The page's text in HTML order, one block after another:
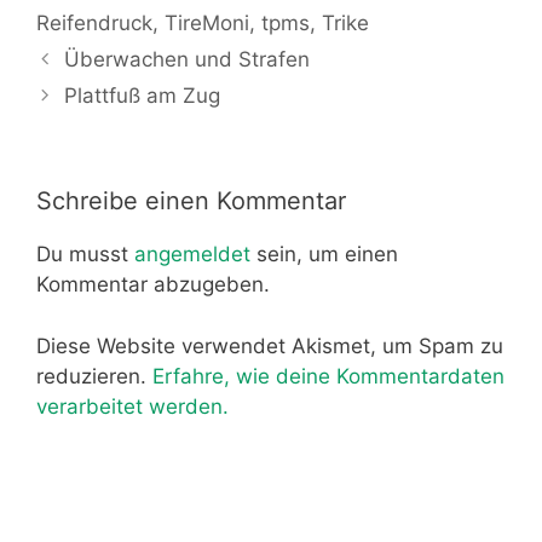
Reifendruck, TireMoni, tpms, Trike
Überwachen und Strafen
Plattfuß am Zug
Schreibe einen Kommentar
Du musst angemeldet sein, um einen
Kommentar abzugeben.
Diese Website verwendet Akismet, um Spam zu
reduzieren. Erfahre, wie deine Kommentardaten
verarbeitet werden.